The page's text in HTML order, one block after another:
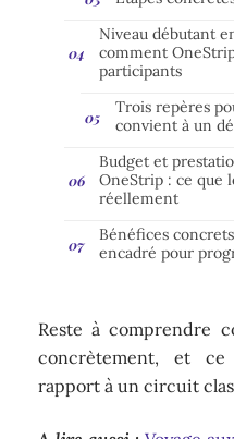
Niveau débutant
comment
participants
Trois repères
convient à un
Budget et
OneStrip : ce que
réellement
Bénéfices
encadré pour
Reste à comprendre
concrètement, et
rapport à un circuit